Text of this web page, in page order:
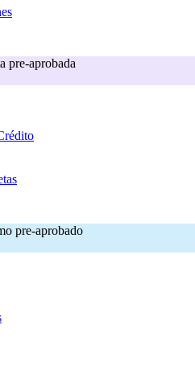
pre-aprobada
pre-aprobado